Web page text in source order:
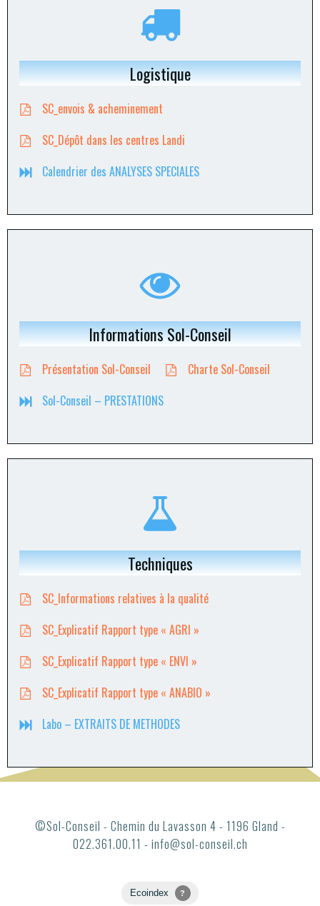
Logistique
SC_envois & acheminement
SC_Dépôt dans les centres Landi
Calendrier des ANALYSES SPECIALES
Informations Sol-Conseil
Présentation Sol-Conseil
Charte Sol-Conseil
Sol-Conseil – PRESTATIONS
Techniques
SC_Informations relatives à la qualité
SC_Explicatif Rapport type « AGRI »
SC_Explicatif Rapport type « ENVI »
SC_Explicatif Rapport type « ANABIO »
Labo – EXTRAITS DE METHODES
©Sol-Conseil - Chemin du Lavasson 4 - 1196 Gland -
022.361.00.11 - info@sol-conseil.ch